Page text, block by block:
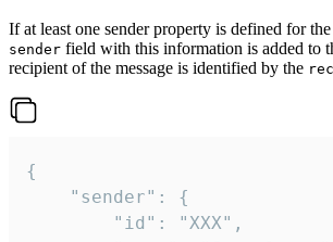
If at least one sender property is defined for
sender field with this information is added to
recipient of the message is identified by the
{